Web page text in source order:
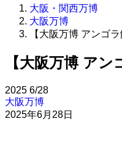
大阪・関西万博
大阪万博
【大阪万博 アンゴ
【大阪万博 ア
2025 6/28
大阪万博
2025年6月28日